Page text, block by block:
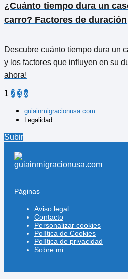
¿Cuánto tiempo dura un
carro? Factores de duración
Descubre cuánto tiempo dura un
y los factores que influyen en su
ahora!
1 2 3 »
guiainmigracionusa.com
Legalidad
Subir
Páginas
Aviso legal
Contacto
Personalizar cookies
Política de Cookies
Política de privacidad
Sobre mi